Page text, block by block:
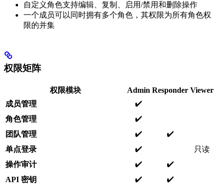
自定义角色支持编辑、复制、启用/禁用和删除操作
一个成员可以同时拥有多个角色，其权限为所有角色权
限的并集
权限矩阵
权限模块 Admin Responder Viewer
成员管理
✔️
角色管理
✔️
团队管理
✔️
✔️
单点登录
✔️
只读
操作审计
✔️
✔️
API 密钥
✔️
✔️